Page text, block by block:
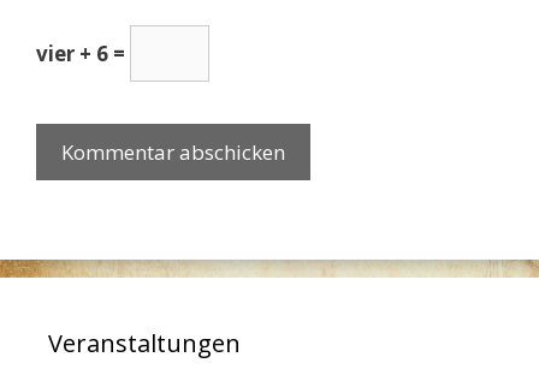
vier + 6 =
Veranstaltungen